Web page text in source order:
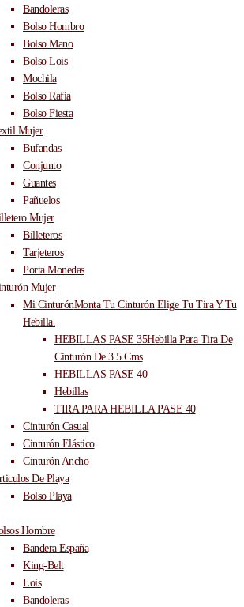
Bandoleras
Bolso Hombro
Bolso Mano
Bolso Lois
Mochila
Bolso Rafia
Bolso Fiesta
Mujer
Bufandas
Conjunto
Guantes
Pañuelos
Mujer
Billeteros
Tarjeteros
Porta Monedas
Mujer
Mi CinturónMonta Tu Cinturón Elige Tu Tira Y Tu
Hebilla.
HEBILLAS PASE 35Hebilla Para Tira De
Cinturón De 3.5 Cms
HEBILLAS PASE 40
Hebillas
TIRA PARA HEBILLA PASE 40
Cinturón Casual
Cinturón Elástico
Cinturón Ancho
De Playa
Bolso Playa
Hombre
Bandera España
King-Belt
Lois
Bandoleras